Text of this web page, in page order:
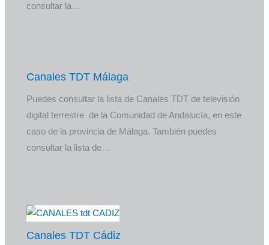
consultar la…
Canales TDT Málaga
Puedes consultar la lista de Canales TDT de televisión
digital terrestre de la Comunidad de Andalucía, en este
caso de la provincia de Málaga. También puedes
consultar la lista de…
Canales TDT Cádiz